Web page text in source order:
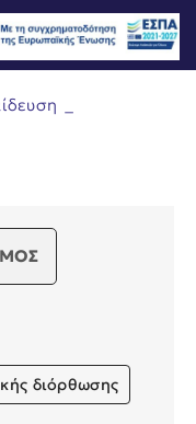
διόρθωσης